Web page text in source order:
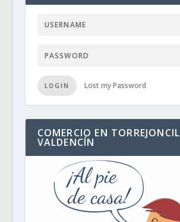
LOGIN Lost my Password
COMERCIO EN
VALDENCÍN